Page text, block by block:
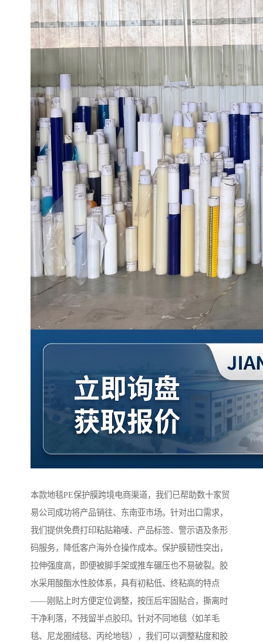
本款地毯PE保护膜跨境电商渠道，我们已帮助数十家贸
易公司成功将产品销往、东南亚市场。针对出口需求，
我们提供免费打印粘贴箱唛、产品标签、警示语及条形
码服务，降低客户海外仓操作成本。保护膜韧性突出，
拉伸强度高，即便被脚手架或推车碾压也不易破裂。胶
水采用酸酯水性胶体系，具有初粘低、终粘高的特点
——刚贴上时方便定位调整，按压后牢固贴合，撕离时
干净利落，不残留半点胶印。针对不同地毯（如羊毛
毯、尼龙圈绒毯、丙纶地毯），我们可以调整粘度和胶